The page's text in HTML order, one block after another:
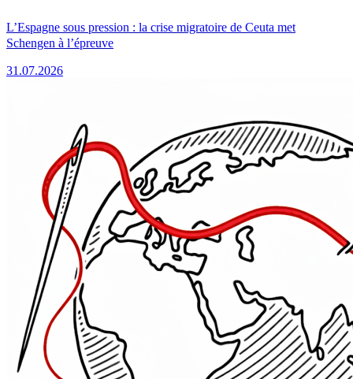
L’Espagne sous pression : la crise migratoire de Ceuta met
Schengen à l’épreuve
31.07.2026